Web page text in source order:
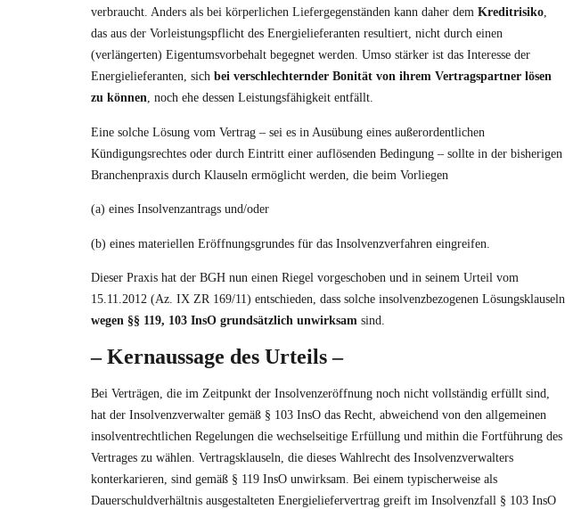
verbraucht. Anders als bei körperlichen Liefergegenständen kann daher dem Kreditrisiko,
das aus der Vorleistungspflicht des Energielieferanten resultiert, nicht durch einen
(verlängerten) Eigentumsvorbehalt begegnet werden. Umso stärker ist das Interesse der
Energielieferanten, sich bei verschlechternder Bonität von ihrem Vertragspartner lösen
zu können, noch ehe dessen Leistungsfähigkeit entfällt.
Eine solche Lösung vom Vertrag – sei es in Ausübung eines außerordentlichen
Kündigungsrechtes oder durch Eintritt einer auflösenden Bedingung – sollte in der bisherigen
Branchenpraxis durch Klauseln ermöglicht werden, die beim Vorliegen
(a) eines Insolvenzantrags und/oder
(b) eines materiellen Eröffnungsgrundes für das Insolvenzverfahren eingreifen.
Dieser Praxis hat der BGH nun einen Riegel vorgeschoben und in seinem Urteil vom
15.11.2012 (Az. IX ZR 169/11) entschieden, dass solche insolvenzbezogenen Lösungsklauseln
wegen §§ 119, 103 InsO grundsätzlich unwirksam sind.
– Kernaussage des Urteils –
Bei Verträgen, die im Zeitpunkt der Insolvenzeröffnung noch nicht vollständig erfüllt sind,
hat der Insolvenzverwalter gemäß § 103 InsO das Recht, abweichend von den allgemeinen
insolventrechtlichen Regelungen die wechselseitige Erfüllung und mithin die Fortführung des
Vertrages zu wählen. Vertragsklauseln, die dieses Wahlrecht des Insolvenzverwalters
konterkarieren, sind gemäß § 119 InsO unwirksam. Bei einem typischerweise als
Dauerschuldverhältnis ausgestalteten Energieliefervertrag greift im Insolvenzfall § 103 InsO